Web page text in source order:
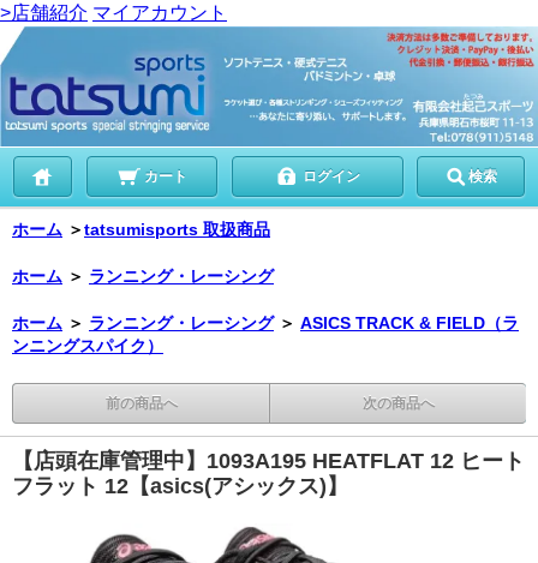
>店舗紹介 マイアカウント
カート ログイン 検索
ホーム ＞tatsumisports 取扱商品
ホーム ＞ ランニング・レーシング
ホーム ＞ ランニング・レーシング ＞ ASICS TRACK & FIELD（ラ
ンニングスパイク）
前の商品へ 次の商品へ
【店頭在庫管理中】1093A195 HEATFLAT 12 ヒート
フラット 12【asics(アシックス)】